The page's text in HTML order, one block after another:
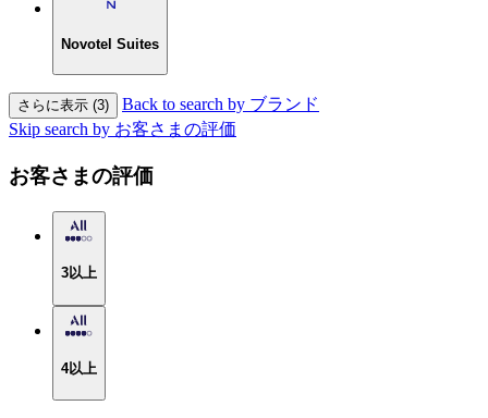
Novotel Suites
さらに表示 (3)
Back to search by ブランド
Skip search by お客さまの評価
お客さまの評価
3以上
4以上